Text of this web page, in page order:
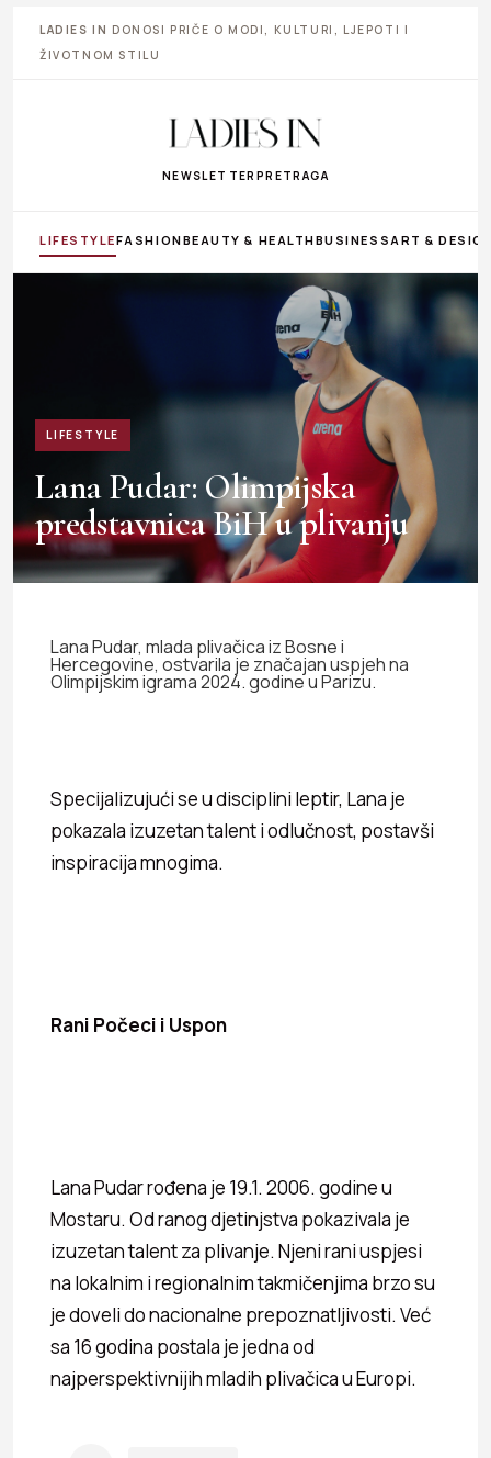
LADIES IN DONOSI PRIČE O MODI, KULTURI, LJEPOTI I
ŽIVOTNOM STILU
NEWSLETTER PRETRAGA
LIFESTYLEFASHIONBEAUTY & HEALTHBUSINESS ART &
LIFESTYLE
Lana Pudar: Olimpijska
predstavnica BiH u plivanju
Lana Pudar, mlada plivačica iz Bosne i
Hercegovine, ostvarila je značajan uspjeh na
Olimpijskim igrama 2024. godine u Parizu.
Specijalizujući se u disciplini leptir, Lana je
pokazala izuzetan talent i odlučnost, postavši
inspiracija mnogima.
Rani Počeci i Uspon
Lana Pudar rođena je 19.1. 2006. godine u
Mostaru. Od ranog djetinjstva pokazivala je
izuzetan talent za plivanje. Njeni rani uspjesi
na lokalnim i regionalnim takmičenjima brzo su
je doveli do nacionalne prepoznatljivosti. Već
sa 16 godina postala je jedna od
najperspektivnijih mladih plivačica u Europi.